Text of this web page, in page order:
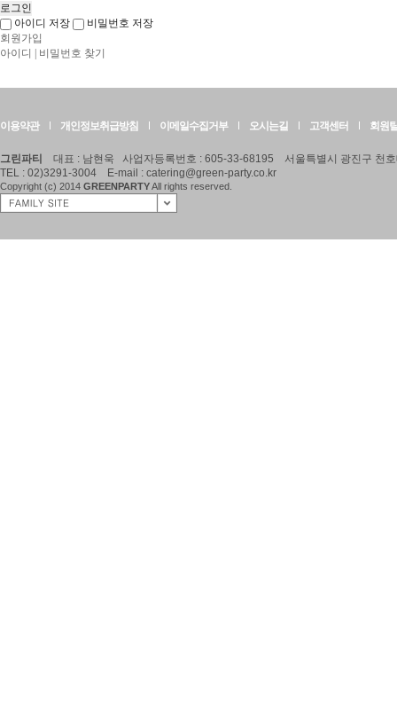
아이디 저장
비밀번호 저장
회원가입
아이디 | 비밀번호 찾기
이용약관 개인정보취급방침 이메일수집거부 오시는길 고객센터 회원
그린파티
대표 : 남현욱 사업자등록번호 : 605-33-68195 서울특별시 광진구 천호
TEL : 02)3291-3004 E-mail : catering@green-party.co.kr
Copyright (c) 2014 GREENPARTYAll rights reserved.